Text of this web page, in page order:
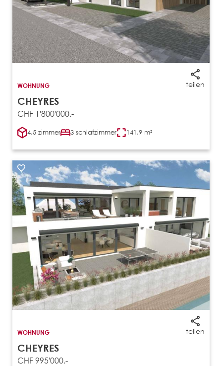
teilen
WOHNUNG
CHEYRES
CHF 1'800'000.-
4.5 zimmer 3 schlafzimmer 141.9 m²
teilen
WOHNUNG
CHEYRES
CHF 995'000.-